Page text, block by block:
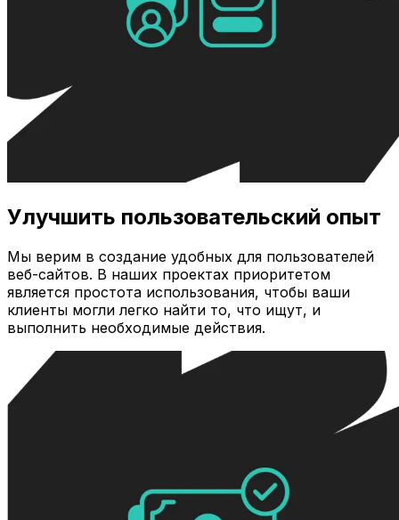
Улучшить пользовательский опыт
Мы верим в создание удобных для пользователей
веб-сайтов. В наших проектах приоритетом
является простота использования, чтобы ваши
клиенты могли легко найти то, что ищут, и
выполнить необходимые действия.